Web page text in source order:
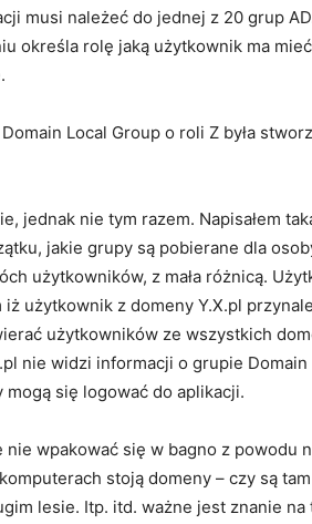
musi należeć do jednej z 20 grup
określa rolę jaką użytkownik ma
Local Group o roli Z była
jednak nie tym razem. Napisałem
jakie grupy są pobierane dla
użytkowników, z mała różnicą.
użytkownik z domeny Y.X.pl
użytkowników ze wszystkich
nie widzi informacji o grupie
mogą się logować do aplikacji.
nie wpakować się w bagno z
stoją domeny – czy są
lesie. Itp. itd. ważne jest znanie